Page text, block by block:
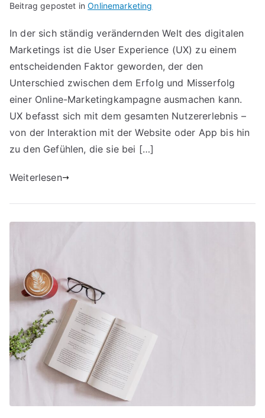
Beitrag gepostet inOnlinemarketing
In der sich ständig verändernden Welt des digitalen
Marketings ist die User Experience (UX) zu einem
entscheidenden Faktor geworden, der den
Unterschied zwischen dem Erfolg und Misserfolg
einer Online-Marketingkampagne ausmachen kann.
UX befasst sich mit dem gesamten Nutzererlebnis –
von der Interaktion mit der Website oder App bis hin
zu den Gefühlen, die sie bei […]
Weiterlesen